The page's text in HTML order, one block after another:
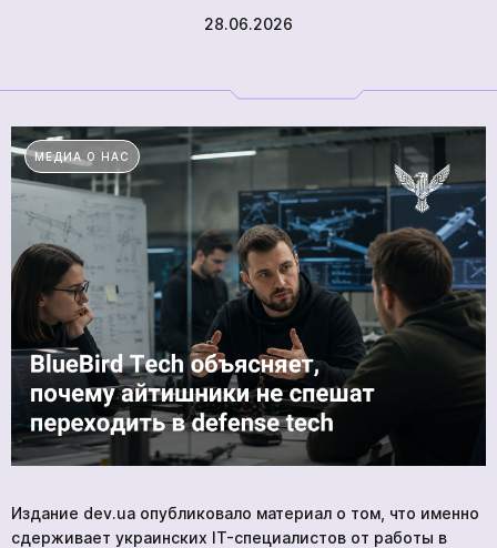
ГЛАВНАЯ
ПРОДУКЦИЯ
УСЛУГИ
НОВОСТИ
КОМПАНИИ
ВАКАНСИИ
МЕРЧ
КОМПАНИИ
О НАС
КОНТАКТЫ
Академия
28.06.2026
МЕДИА О НАС
Издание dev.ua опубликовало материал о том, что именно
сдерживает украинских IT-специалистов от работы в